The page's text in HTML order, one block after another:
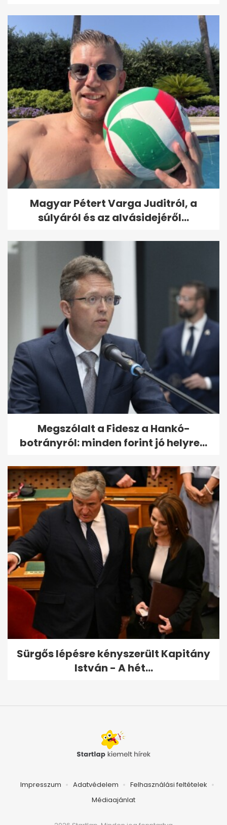
Magyar Pétert Varga Juditról, a
súlyáról és az alvásidejéről...
Megszólalt a Fidesz a Hankó-
botrányról: minden forint jó helyre...
Sürgős lépésre kényszerült Kapitány
István - A hét...
Impresszum Adatvédelem
Felhasználási feltételek
Médiaajánlat